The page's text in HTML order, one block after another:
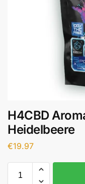
H4CBD
Heidelbeere
€19.97